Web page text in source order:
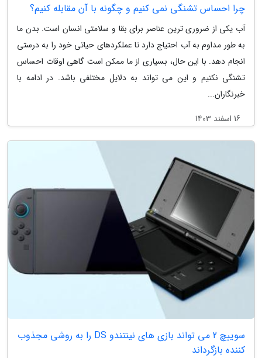
چرا احساس تشنگی نمی کنیم و چگونه با آن مقابله کنیم؟
آب یکی از ضروری ترین عناصر برای بقا و سلامتی انسان است. بدن ما
به طور مداوم به آب احتیاج دارد تا عملکردهای حیاتی خود را به درستی
انجام دهد. با این حال، بسیاری از ما ممکن است گاهی اوقات احساس
تشنگی نکنیم و این می تواند به دلایل مختلفی باشد. در ادامه با
خبرنگاران...
16 اسفند 1403
سوییچ 2 می تواند بازی های نینتندو DS را به روشی مجذوب
کننده بازگرداند